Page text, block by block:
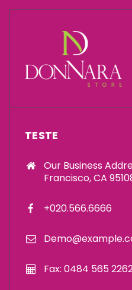
TESTE
Our Business
Francisco, CA
+020.566.6666
Fax: 0484 565